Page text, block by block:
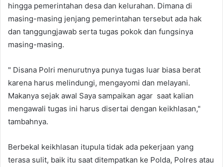
hingga pemerintahan desa dan kelurahan. Dimana di
masing-masing jenjang pemerintahan tersebut ada hak
dan tanggungjawab serta tugas pokok dan fungsinya
masing-masing.
" Disana Polri menurutnya punya tugas luar biasa berat
karena harus melindungi, mengayomi dan melayani.
Makanya sejak awal Saya sampaikan agar saat kalian
mengawali tugas ini harus disertai dengan keikhlasan,"
tambahnya.
Berbekal keikhlasan itupula tidak ada pekerjaan yang
terasa sulit, baik itu saat ditempatkan ke Polda, Polres atau